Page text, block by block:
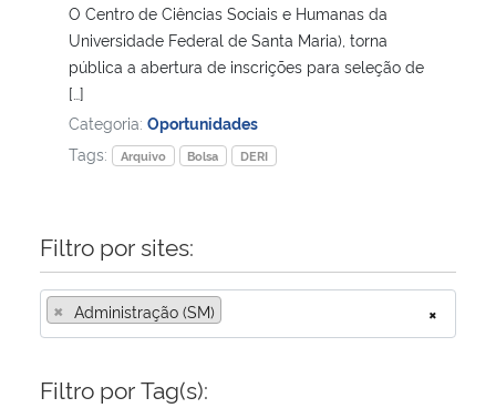
Ministério de Minas e Energia
Ministério da Ciência, Tecnologia, Inovações e Comunicações
Ministério do Meio Ambiente
Ministério do Desenvolvimento Regional
Controladoria-Geral da União
O Centro de Ciências Sociais e Humanas da
Universidade Federal de Santa Maria), torna
pública a abertura de inscrições para seleção de
[…]
Categoria: Oportunidades
Tags:
Arquivo Bolsa DERI
Filtro por sites:
×
× Administração (SM)
Filtro por Tag(s):